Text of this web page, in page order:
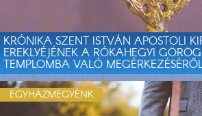
KRÓNIKA SZENT ISTVÁN APOSTOLI
EREKLYÉJÉNEK A RÓKAHEGYI
TEMPLOMBA VALÓ
EGYHÁZMEGYÉNK